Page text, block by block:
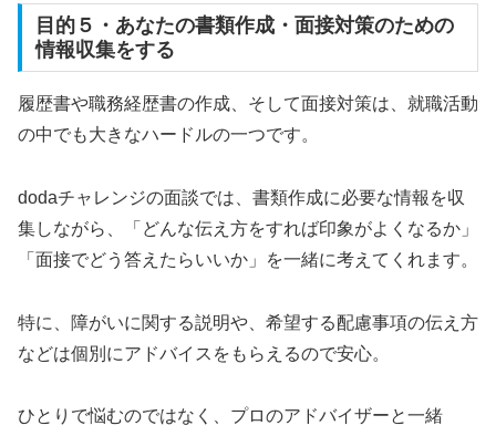
目的５・あなたの書類作成・面接対策のための
情報収集をする
履歴書や職務経歴書の作成、そして面接対策は、就職活動
の中でも大きなハードルの一つです。
dodaチャレンジの面談では、書類作成に必要な情報を収
集しながら、「どんな伝え方をすれば印象がよくなるか」
「面接でどう答えたらいいか」を一緒に考えてくれます。
特に、障がいに関する説明や、希望する配慮事項の伝え方
などは個別にアドバイスをもらえるので安心。
ひとりで悩むのではなく、プロのアドバイザーと一緒